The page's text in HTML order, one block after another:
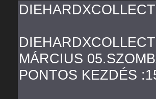
MÁRCIUS
PONTOS KEZDÉS